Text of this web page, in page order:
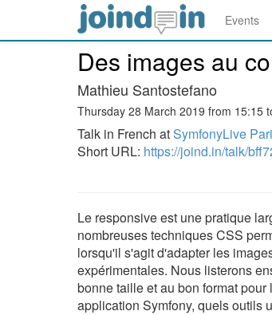
Events
Des images au
Mathieu Santostefano
Thursday 28 March 2019 from 15:15
Talk in French atSymfonyLive
Short URL: https://joind.in/talk/
Le responsive est une pratique
nombreuses techniques CSS
lorsqu'il s'agit d'adapter les
expérimentales. Nous listerons
bonne taille et au bon format
application Symfony, quels outils